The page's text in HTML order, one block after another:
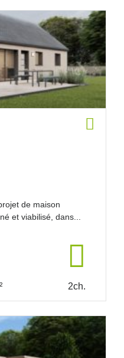
de maison
et viabilisé, dans...
2ch.